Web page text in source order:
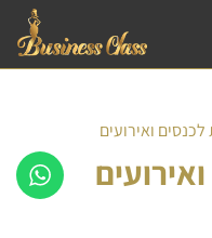
לכנסים ואירועים